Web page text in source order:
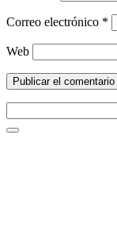
Correo electrónico *
Web